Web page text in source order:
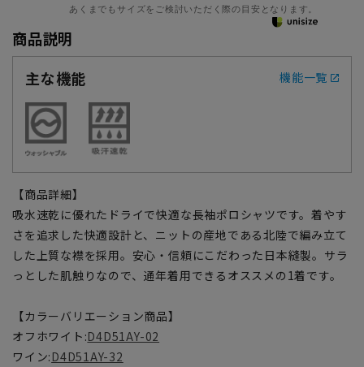
あくまでもサイズをご検討いただく際の目安となります。
商品説明
主な機能
機能一覧
【商品詳細】
吸水速乾に優れたドライで快適な長袖ポロシャツです。着やす
さを追求した快適設計と、ニットの産地である北陸で編み立て
した上質な襟を採用。安心・信頼にこだわった日本縫製。サラ
っとした肌触りなので、通年着用できるオススメの1着です。
【カラーバリエーション商品】
オフホワイト:D4D51AY-02
ワイン: D4D51AY-32